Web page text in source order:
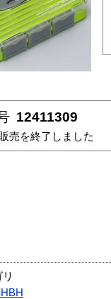
12411309
売を終了しました